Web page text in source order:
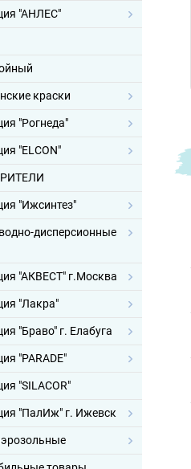
"АНЛЕС"
краски
"Рогнеда"
"ELCON"
"Ижсинтез"
дисперсионные
"АКВЕСТ" г.Москва
"Лакра"
"Браво" г. Елабуга
"PARADE"
"SILACOR"
"ПалИж" г. Ижевск